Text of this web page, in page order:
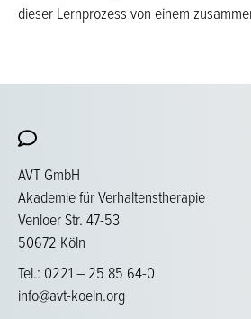
dieser Lernprozess von einem
AVT GmbH
Akademie für Verhaltenstherapie
Venloer Str. 47-53
50672 Köln
Tel.: 0221 – 25 85 64-0
info@avt-koeln.org